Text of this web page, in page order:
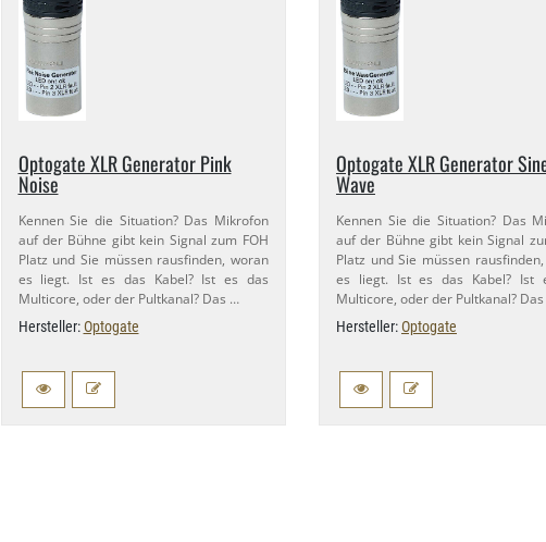
Optogate XLR Generator Pink
Noise
Kennen Sie die Situation? Das Mikrofon
auf der Bühne gibt kein Signal zum FOH
Platz und Sie müssen rausfinden, woran
es liegt. Ist es das Kabel? Ist es das
Multicore, oder der Pultkanal? Das …
Hersteller:Optogate
Optogate XLR Generator
Wave
Kennen Sie die Situation? Das
auf der Bühne gibt kein Signal
Platz und Sie müssen
es liegt. Ist es das Kabel? Ist
Multicore, oder der Pultkanal?
Hersteller:Optogate